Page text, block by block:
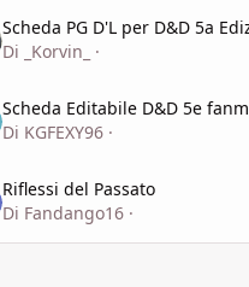
Scheda PG D'L per D&D
Di
_Korvin_
·
Scheda Editabile D&D 5e
Di KGFEXY96·
Riflessi del Passato
Di Fandango16·